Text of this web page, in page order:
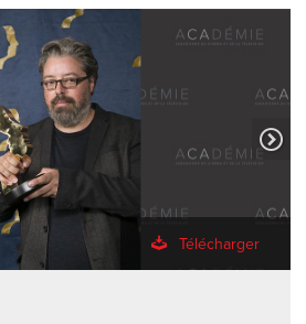
Télécharger